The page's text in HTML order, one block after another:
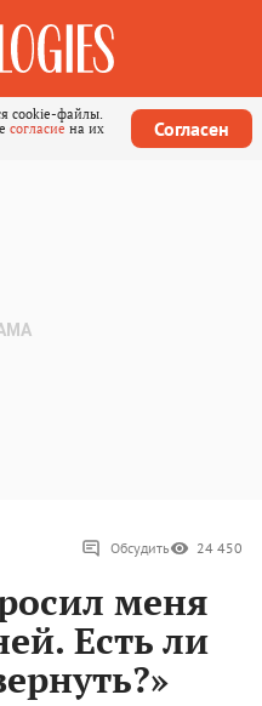
cookie-файлы.
согласие на их
Согласен
Обсудить 24 450
меня
Есть ли